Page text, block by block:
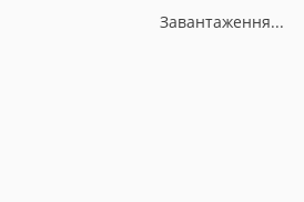
Завантаження...